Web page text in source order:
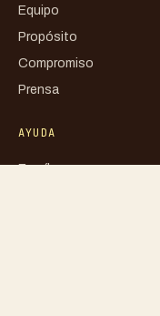
Equipo
Propósito
Compromiso
Prensa
AYUDA
Escríbenos